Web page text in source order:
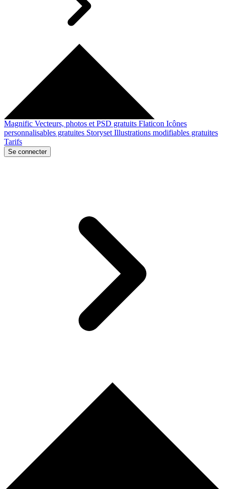
Magnific Vecteurs, photos et PSD gratuits Flaticon Icônes
personnalisables gratuites Storyset Illustrations modifiables gratuites
Tarifs
Se connecter